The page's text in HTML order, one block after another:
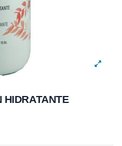
HIDRATANTE